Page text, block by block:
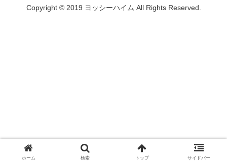
Copyright © 2019 ヨッシーハイム All Rights Reserved.
ホーム 検索 トップ サイドバー